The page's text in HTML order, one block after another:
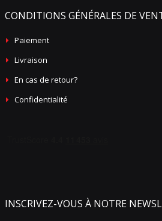
CONDITIONS GÉNÉRALES DE
Paiement
Livraison
En cas de retour?
Confidentialité
INSCRIVEZ-VOUS À NOTRE